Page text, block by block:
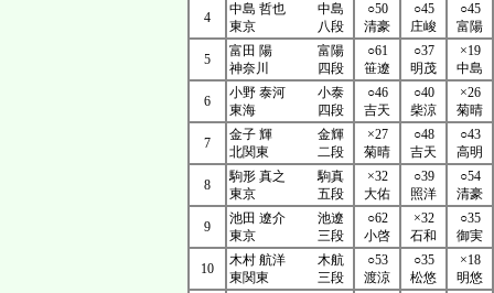
4
中島 哲也
東京
中島
八段
○50
清豪
○45
庄峻
○45
富陽
5
富田 陽
神奈川
富陽
四段
○61
笹遼
○37
明茂
×19
中島
6
小野 泰河
東海
小泰
四段
○46
吉天
○40
柴涼
×26
菊晴
7
金子 輝
北関東
金輝
二段
×27
菊晴
○48
吉天
○43
高明
8
駒形 真之
東京
駒真
五段
×32
大佑
○39
照洋
○54
清豪
9
池田 遼介
東京
池遼
三段
○62
小啓
×32
石和
○35
御実
10
木村 航洋
東関東
木航
三段
○53
渡涼
○35
松悠
×18
明悠